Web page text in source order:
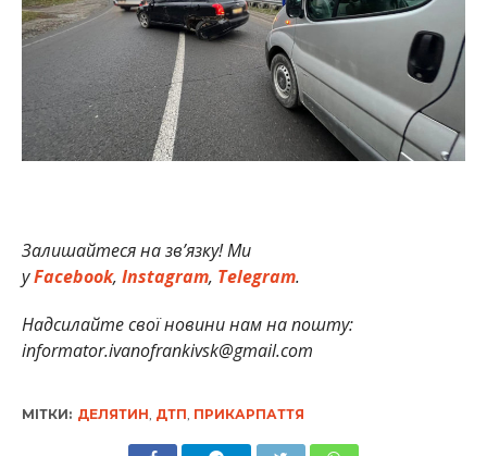
Залишайтеся на зв’язку! Ми
уFacebook, Instagram, Telegram.
Надсилайте свої новини нам на пошту:
informator.ivanofrankivsk@gmail.com
МІТКИ: ДЕЛЯТИН ДТП ПРИКАРПАТТЯ